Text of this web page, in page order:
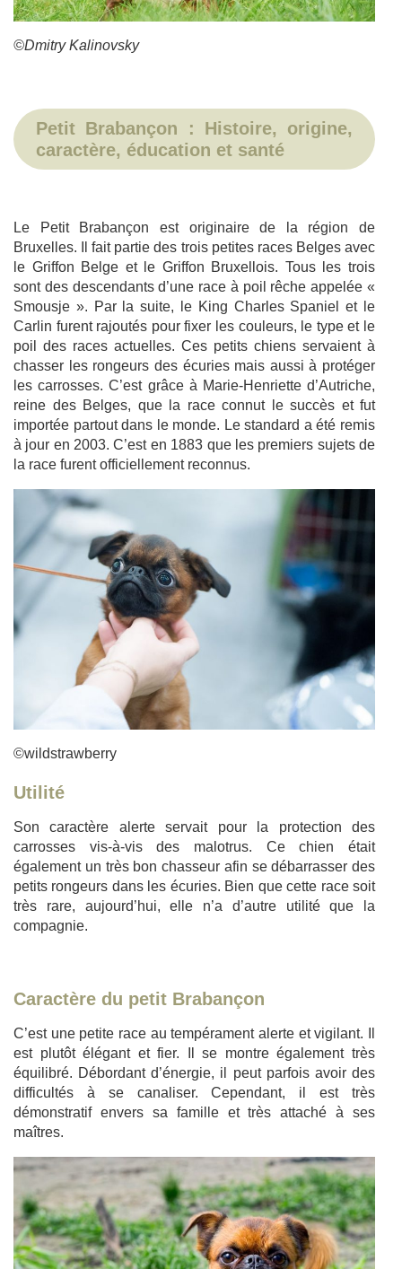
©Dmitry Kalinovsky
Petit Brabançon : Histoire, origine,
caractère, éducation et santé
Le Petit Brabançon est originaire de la région de
Bruxelles. Il fait partie des trois petites races Belges avec
le Griffon Belge et le Griffon Bruxellois. Tous les trois
sont des descendants d’une race à poil rêche appelée «
Smousje ». Par la suite, le King Charles Spaniel et le
Carlin furent rajoutés pour fixer les couleurs, le type et le
poil des races actuelles. Ces petits chiens servaient à
chasser les rongeurs des écuries mais aussi à protéger
les carrosses. C’est grâce à Marie-Henriette d’Autriche,
reine des Belges, que la race connut le succès et fut
importée partout dans le monde. Le standard a été remis
à jour en 2003. C’est en 1883 que les premiers sujets de
la race furent officiellement reconnus.
©wildstrawberry
Utilité
Son caractère alerte servait pour la protection des
carrosses vis-à-vis des malotrus. Ce chien était
également un très bon chasseur afin se débarrasser des
petits rongeurs dans les écuries. Bien que cette race soit
très rare, aujourd’hui, elle n’a d’autre utilité que la
compagnie.
Caractère du petit Brabançon
C’est une petite race au tempérament alerte et vigilant. Il
est plutôt élégant et fier. Il se montre également très
équilibré. Débordant d’énergie, il peut parfois avoir des
difficultés à se canaliser. Cependant, il est très
démonstratif envers sa famille et très attaché à ses
maîtres.